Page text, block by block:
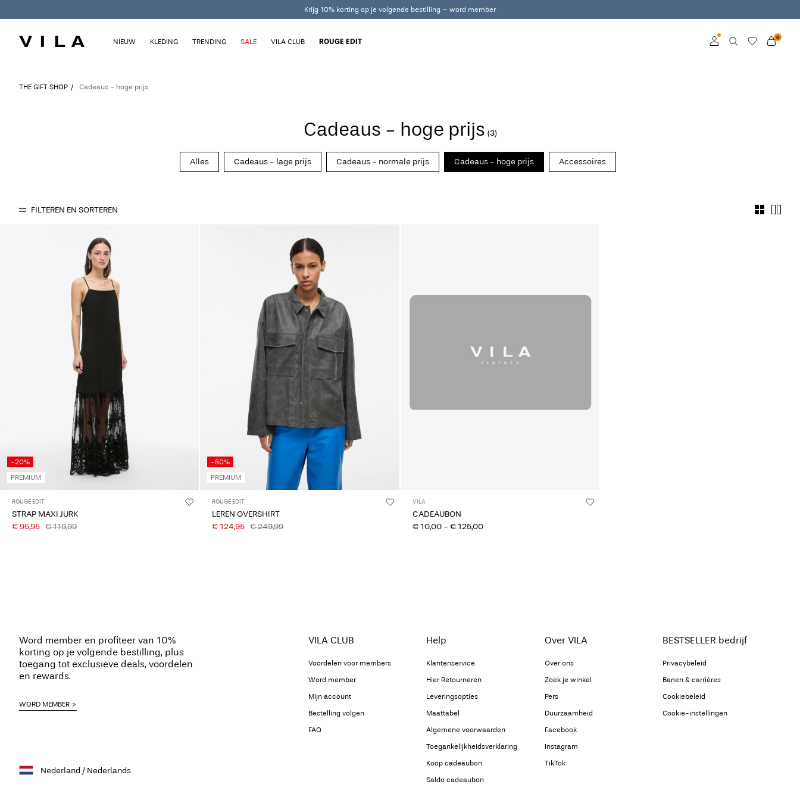
Krijg 10% korting op je volgende bestilling – word member
0
NIEUW KLEDING TRENDING SALE VILA CLUB ROUGE EDIT
THE GIFT SHOP Cadeaus - hoge prijs
Cadeaus - hoge prijs (3)
Alles Cadeaus - lage prijs Cadeaus - normale prijs Cadeaus - hoge prijs Accessoires
FILTEREN EN SORTEREN
-20%
PREMIUM
ROUGE EDIT
STRAP MAXI JURK
€ 95,95 € 119,99
-50%
PREMIUM
ROUGE EDIT
LEREN OVERSHIRT
€ 124,95 € 249,99
VILA
CADEAUBON
€ 10,00 - € 125,00
Word member en profiteer van 10%
korting op je volgende bestilling, plus
toegang tot exclusieve deals, voordelen
en rewards.
WORD MEMBER
VILA CLUB
Voordelen voor members
Word member
Mijn account
Bestelling volgen
FAQ
Help
Klantenservice
Hier Retourneren
Leveringsopties
Maattabel
Algemene voorwaarden
Toegankelijkheidsverklaring
Koop cadeaubon
Saldo cadeaubon
Over VILA
Over ons
Zoek je winkel
Pers
Duurzaamheid
Facebook
Instagram
TikTok
BESTSELLER bedrijf
Privacybeleid
Banen & carrières
Cookiebeleid
Cookie-instellingen
Nederland / Nederlands